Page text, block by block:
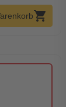
shopping_cart